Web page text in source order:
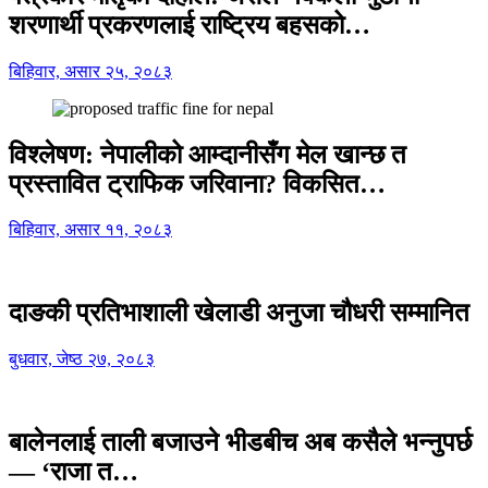
शरणार्थी प्रकरणलाई राष्ट्रिय बहसको…
बिहिवार, असार २५, २०८३
विश्लेषण: नेपालीको आम्दानीसँग मेल खान्छ त
प्रस्तावित ट्राफिक जरिवाना? विकसित…
बिहिवार, असार ११, २०८३
दाङकी प्रतिभाशाली खेलाडी अनुजा चौधरी सम्मानित
बुधवार, जेष्ठ २७, २०८३
बालेनलाई ताली बजाउने भीडबीच अब कसैले भन्नुपर्छ
— ‘राजा त…